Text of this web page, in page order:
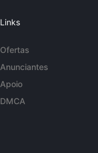
Links
Ofertas
Anunciantes
Apoio
DMCA